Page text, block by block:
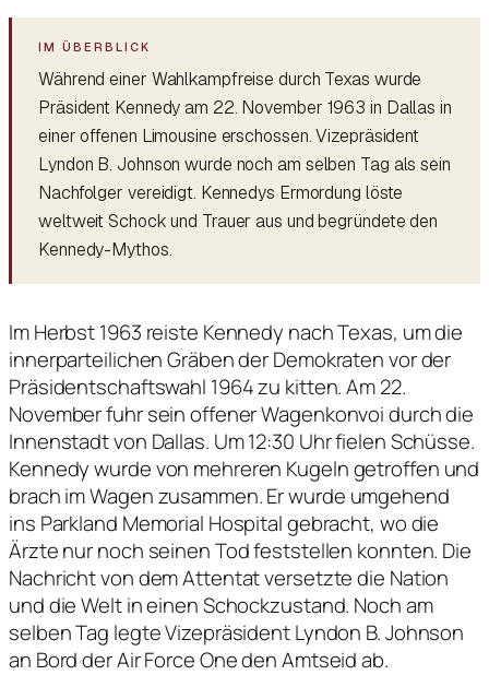
Während einer Wahlkampfreise durch Texas wurde
Präsident Kennedy am 22. November 1963 in Dallas in
einer offenen Limousine erschossen. Vizepräsident
Lyndon B. Johnson wurde noch am selben Tag als sein
Nachfolger vereidigt. Kennedys Ermordung löste
weltweit Schock und Trauer aus und begründete den
Kennedy-Mythos.
Im Herbst 1963 reiste Kennedy nach Texas, um die
innerparteilichen Gräben der Demokraten vor der
Präsidentschaftswahl 1964 zu kitten. Am 22.
November fuhr sein offener Wagenkonvoi durch die
Innenstadt von Dallas. Um 12:30 Uhr fielen Schüsse.
Kennedy wurde von mehreren Kugeln getroffen und
brach im Wagen zusammen. Er wurde umgehend
ins Parkland Memorial Hospital gebracht, wo die
Ärzte nur noch seinen Tod feststellen konnten. Die
Nachricht von dem Attentat versetzte die Nation
und die Welt in einen Schockzustand. Noch am
selben Tag legte Vizepräsident Lyndon B. Johnson
an Bord der Air Force One den Amtseid ab.